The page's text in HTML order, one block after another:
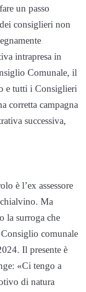
un passo
consiglieri non
intrapresa in
Comunale, il
e tutti i Consiglieri
corretta campagna
successiva,
è l’ex assessore
Ma
la surroga che
comunale
Il presente è
«Ci tengo a
di natura